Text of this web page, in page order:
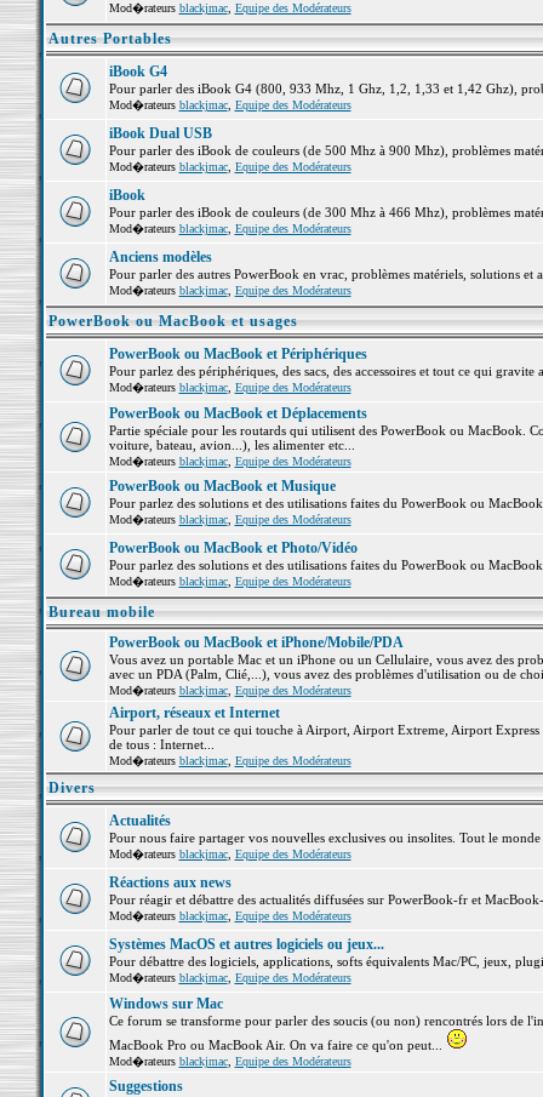
Mod�rateurs blackjmac, Equipe des Modérateurs
Autres Portables
iBook G4
Pour parler des iBook G4 (800, 933 Mhz, 1 Ghz, 1,2, 1,33 et 1,42 Ghz),
Mod�rateurs blackjmac, Equipe des Modérateurs
iBook Dual USB
Pour parler des iBook de couleurs (de 500 Mhz à 900 Mhz), problèmes
Mod�rateurs blackjmac, Equipe des Modérateurs
iBook
Pour parler des iBook de couleurs (de 300 Mhz à 466 Mhz), problèmes
Mod�rateurs blackjmac, Equipe des Modérateurs
Anciens modèles
Pour parler des autres PowerBook en vrac, problèmes matériels, solutions et
Mod�rateurs blackjmac, Equipe des Modérateurs
PowerBook ou MacBook et usages
PowerBook ou MacBook et Périphériques
Pour parlez des périphériques, des sacs, des accessoires et tout ce qui
Mod�rateurs blackjmac, Equipe des Modérateurs
PowerBook ou MacBook et Déplacements
Partie spéciale pour les routards qui utilisent des PowerBook ou MacBook.
voiture, bateau, avion...), les alimenter etc...
Mod�rateurs blackjmac, Equipe des Modérateurs
PowerBook ou MacBook et Musique
Pour parlez des solutions et des utilisations faites du PowerBook ou
Mod�rateurs blackjmac, Equipe des Modérateurs
PowerBook ou MacBook et Photo/Vidéo
Pour parlez des solutions et des utilisations faites du PowerBook ou
Mod�rateurs blackjmac, Equipe des Modérateurs
Bureau mobile
PowerBook ou MacBook et iPhone/Mobile/PDA
Vous avez un portable Mac et un iPhone ou un Cellulaire, vous avez des
avec un PDA (Palm, Clié,...), vous avez des problèmes d'utilisation ou de
Mod�rateurs blackjmac, Equipe des Modérateurs
Airport, réseaux et Internet
Pour parler de tout ce qui touche à Airport, Airport Extreme, Airport
de tous : Internet...
Mod�rateurs blackjmac, Equipe des Modérateurs
Divers
Actualités
Pour nous faire partager vos nouvelles exclusives ou insolites. Tout le
Mod�rateurs blackjmac, Equipe des Modérateurs
Réactions aux news
Pour réagir et débattre des actualités diffusées sur PowerBook-fr et
Mod�rateurs blackjmac, Equipe des Modérateurs
Systèmes MacOS et autres logiciels ou jeux...
Pour débattre des logiciels, applications, softs équivalents Mac/PC, jeux,
Mod�rateurs blackjmac, Equipe des Modérateurs
Windows sur Mac
Ce forum se transforme pour parler des soucis (ou non) rencontrés lors de
MacBook Pro ou MacBook Air. On va faire ce qu'on peut...
Mod�rateurs blackjmac, Equipe des Modérateurs
Suggestions